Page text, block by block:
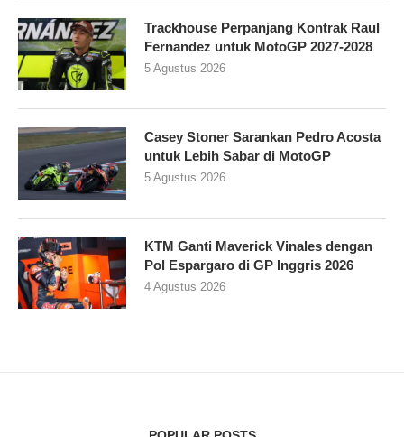
Trackhouse Perpanjang Kontrak Raul
Fernandez untuk MotoGP 2027-2028
5 Agustus 2026
Casey Stoner Sarankan Pedro Acosta
untuk Lebih Sabar di MotoGP
5 Agustus 2026
KTM Ganti Maverick Vinales dengan
Pol Espargaro di GP Inggris 2026
4 Agustus 2026